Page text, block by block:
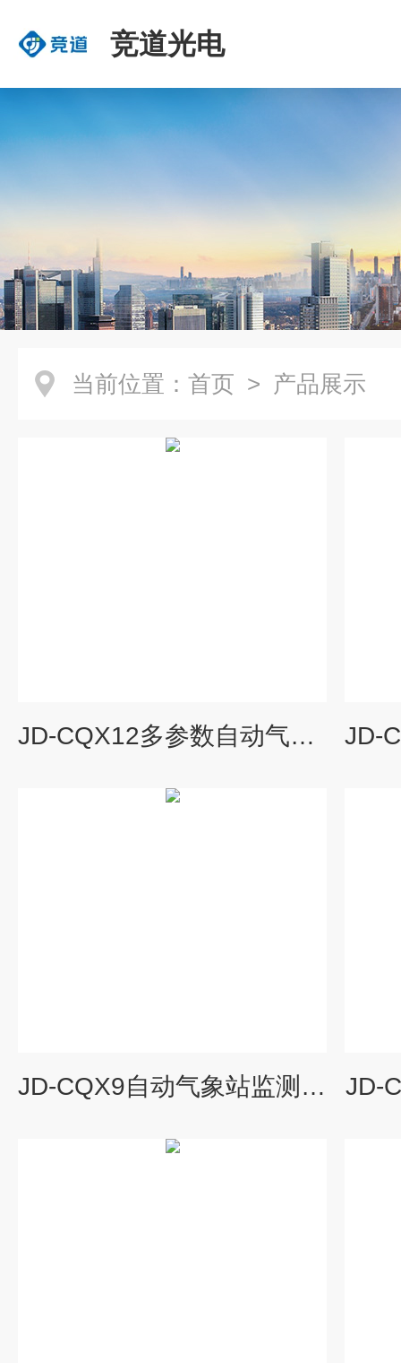
竞道光电
当前位置： 首页 > 产品展示
JD-CQX12多参数自动气象站
JD-CQX9自动气象站监测系统 JD-